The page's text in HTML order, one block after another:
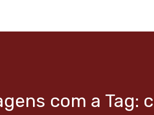
com a